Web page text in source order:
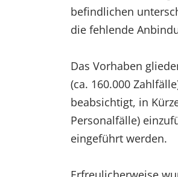
befindlichen
die fehlende
Das Vorhaben
(ca. 160.000
beabsichtigt, in
Personalfälle)
eingeführt werden.